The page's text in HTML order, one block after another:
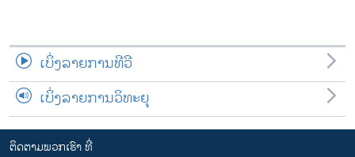
ເບິ່ງລາຍການທີວີ
ເບິ່ງລາຍການວິທະຍຸ
ຕິດຕາມພວກເຮົາ ທີ່